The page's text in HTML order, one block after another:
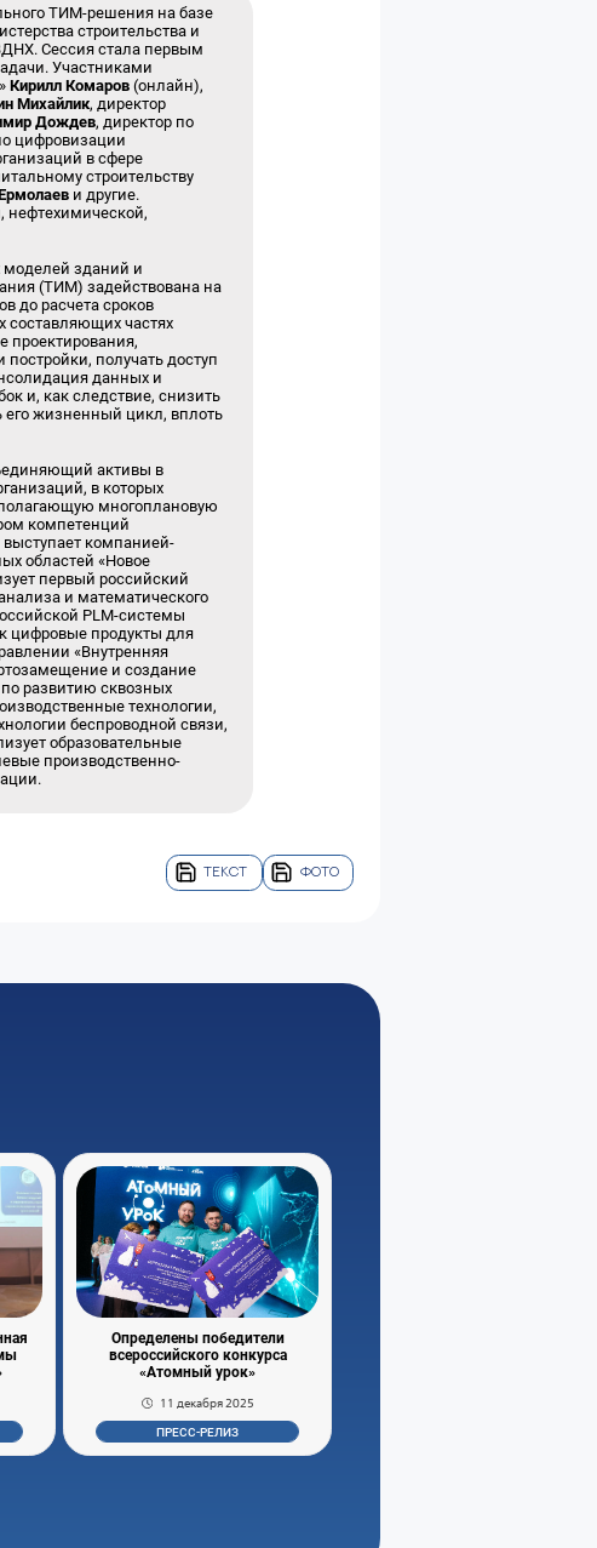
ТИМ-решения на базе
строительства и
Сессия стала первым
Участниками
Кирилл Комаров(онлайн),
Михайлик, директор
Дождев, директор по
цифровизации
в сфере
строительству
и другие.
нефтехимической,
зданий и
(ТИМ) задействована на
до расчета сроков
составляющих частях
проектирования,
получать доступ
данных и
и, как следствие, снизить
жизненный цикл, вплоть
активы в
в которых
многоплановую
компетенций
компанией-
областей «Новое
первый российский
и математического
PLM-системы
цифровые продукты для
«Внутренняя
и создание
развитию сквозных
технологии,
беспроводной связи,
образовательные
производственно-
ТЕКСТ ФОТО
Определены победители
всероссийского конкурса
«Атомный урок»
11 декабря 2025
ПРЕСС-РЕЛИЗ